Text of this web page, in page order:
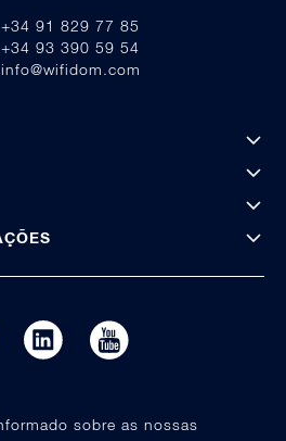
+34 91 829 77 85
+34 93 390 59 54
info@wifidom.com
sobre as nossas